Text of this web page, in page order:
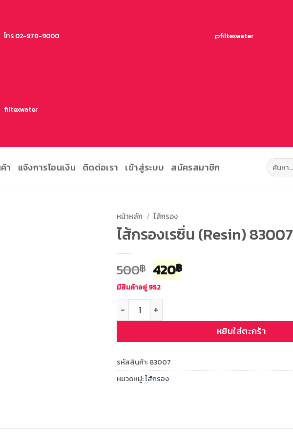
โทร 02-978-9000 @filtexwater
filtexwater
า แจ้งการโอนเงิน ติดต่อเรา เข้าสู่ระบบ สมัครสมาชิก ค้นหา:
หน้าหลัก / ไส้กรอง
ไส้กรองเรซิ่น (Resin) 83007
500฿ Original
price
was:
500฿.
420฿Current
price
มีสินค้าอยู่ 952
หยิบใส่ตะกร้า
รหัสสินค้า:83007
หมวดหมู่:ไส้กรอง